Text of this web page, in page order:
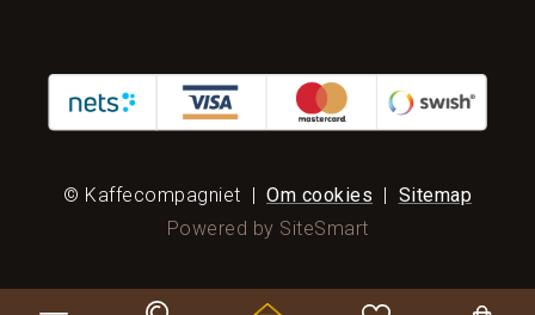
KAMPANJER
KUNDTJÄNST
© Kaffecompagniet Om cookies
Sitemap
Powered by SiteSmart